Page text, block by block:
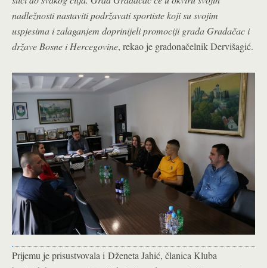
nadležnosti nastaviti podržavati sportiste koji su svojim
uspjesima i zalaganjem doprinijeli promociji grada Gradačac i
države Bosne i Hercegovine, rekao je gradonačelnik Dervišagić.
Prijemu je prisustvovala i Dženeta Jahić, članica Kluba